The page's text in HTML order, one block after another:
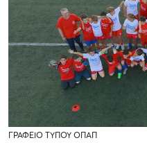
ΓΡΑΦΕΙΟ ΤΥΠΟΥ ΟΠΑΠ